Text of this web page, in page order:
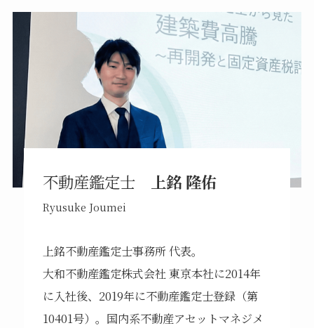
不動産鑑定士 上銘 隆佑
Ryusuke Joumei
上銘不動産鑑定士事務所 代表。
大和不動産鑑定株式会社 東京本社に2014年
に入社後、2019年に不動産鑑定士登録（第
10401号）。国内系不動産アセットマネジメ